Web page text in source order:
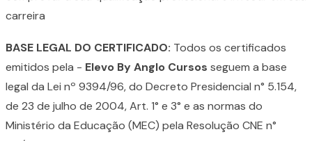
carreira
BASE LEGAL DO CERTIFICADO: Todos os certificados
emitidos pela - Elevo By Anglo Cursos seguem a base
legal da Lei nº 9394/96, do Decreto Presidencial n° 5.154,
de 23 de julho de 2004, Art. 1° e 3° e as normas do
Ministério da Educação (MEC) pela Resolução CNE n°